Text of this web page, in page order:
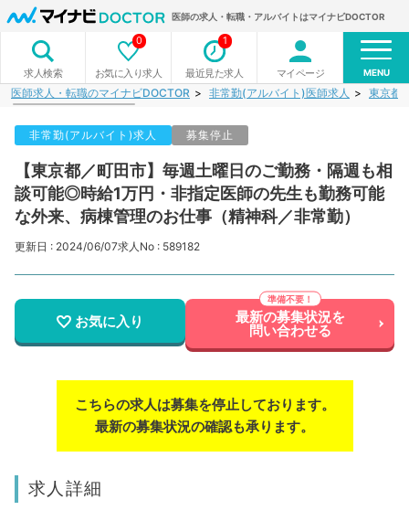
医師の求人・転職・アルバイトはマイナビDOCTOR
求人検索 お気に入り求人
0
最近見た求人
1
マイページ MENU
医師求人・転職のマイナビDOCTOR 非常勤(アルバイト)医師求人 東京都
非常勤(アルバイト)求人 募集停止
【東京都／町田市】毎週土曜日のご勤務・隔週も相
談可能◎時給1万円・非指定医師の先生も勤務可能
な外来、病棟管理のお仕事（精神科／非常勤）
更新日 : 2024/06/07求人No : 589182
お気に入り 最新の募集状況を
問い合わせる
こちらの求人は募集を停止しております。
最新の募集状況の確認も承ります。
求人詳細